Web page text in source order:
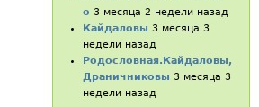
о 3 месяца 2 недели назад
Кайдаловы 3 месяца 3
недели назад
Родословная.Кайдаловы,
Драничниковы 3 месяца 3
недели назад